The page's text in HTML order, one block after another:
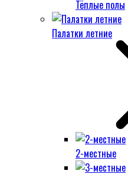
Тёплые полы
Палатки летние
2-местные